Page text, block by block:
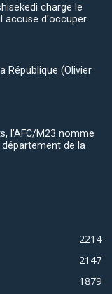
charge le
accuse d'occuper
République (Olivier
l’AFC/M23 nomme
de la
2214
2147
1879